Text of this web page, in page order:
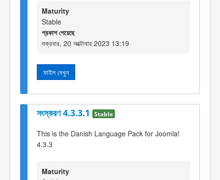
Maturity
Stable
প্রকাশ পেয়েছে
শুক্রবার, 20 অক্টোবার 2023 13:19
ফাইল দেখুন
সংস্করণ 4.3.3.1 Stable
This is the Danish Language Pack for Joomla!
4.3.3
Maturity